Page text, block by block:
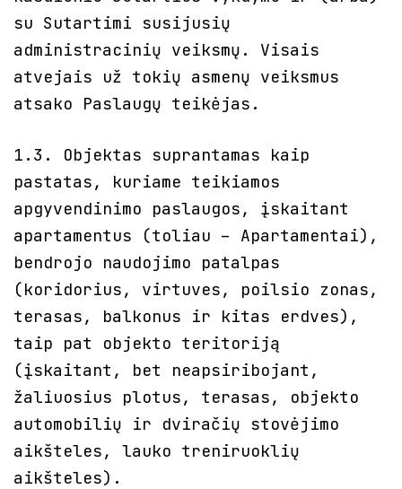
su Sutartimi susijusių
administracinių veiksmų. Visais
atvejais už tokių asmenų veiksmus
atsako Paslaugų teikėjas.
1.3. Objektas suprantamas kaip
pastatas, kuriame teikiamos
apgyvendinimo paslaugos, įskaitant
apartamentus (toliau – Apartamentai),
bendrojo naudojimo patalpas
(koridorius, virtuves, poilsio zonas,
terasas, balkonus ir kitas erdves),
taip pat objekto teritoriją
(įskaitant, bet neapsiribojant,
žaliuosius plotus, terasas, objekto
automobilių ir dviračių stovėjimo
aikšteles, lauko treniruoklių
aikšteles).